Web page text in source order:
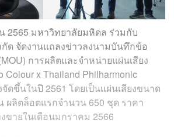
2565 มหาวิทยาลัยมหิดล ร่วมกับ
ด จัดงานแถลงข่าวลงนามบันทึกข้อ
การผลิตและจำหน่ายแผ่นเสียง
Colour x Thailand Philharmonic
จัดขึ้นในปี 2561 โดยเป็นแผ่นเสียงขนาด
ผลิตล็อตแรกจำนวน 650 ชุด ราคา
ขายในเดือนมกราคม 2566